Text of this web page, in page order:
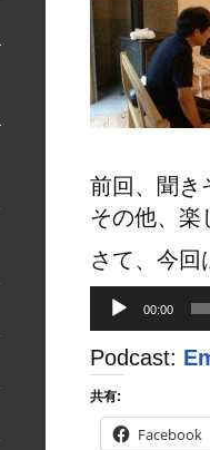
前回、聞き
その他、楽
さて、今回
レ
ー
ヤ
00:00
Podcast:
共有:
Facebook